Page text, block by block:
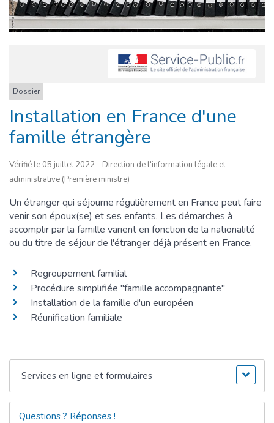
Dossier
Installation en France d'une
famille étrangère
Vérifié le 05 juillet 2022 - Direction de l'information légale et
administrative (Première ministre)
Un étranger qui séjourne régulièrement en France peut faire
venir son époux(se) et ses enfants. Les démarches à
accomplir par la famille varient en fonction de la nationalité
ou du titre de séjour de l'étranger déjà présent en France.
Regroupement familial
Procédure simplifiée "famille accompagnante"
Installation de la famille d'un européen
Réunification familiale
Services en ligne et formulaires
Questions ? Réponses !